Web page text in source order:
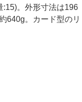
:15)。外形寸法は196
640g。カード型のリ